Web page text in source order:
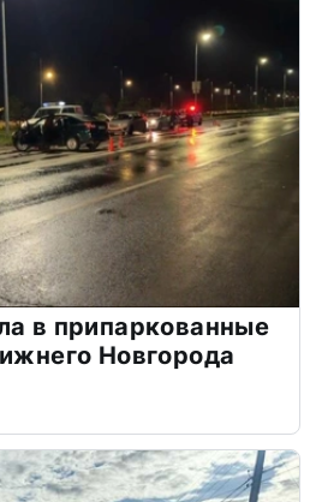
в припаркованные
Новгорода